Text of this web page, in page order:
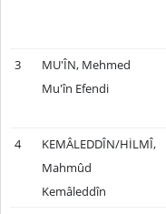
3
MU'ÎN, Mehmed
Mu'în Efendi
4
KEMÂLEDDÎN/HİLMÎ,
Mahmûd
Kemâleddîn